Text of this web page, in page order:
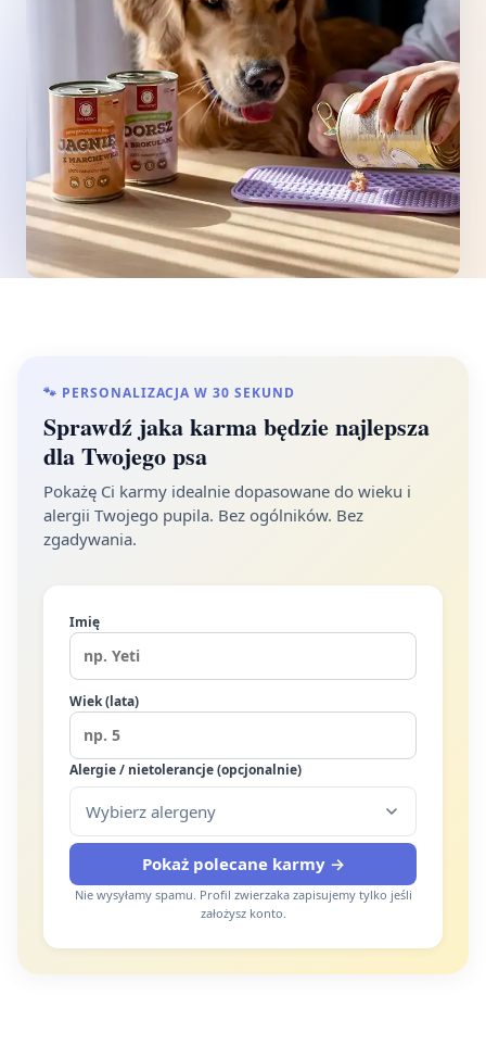
🐾 PERSONALIZACJA W 30 SEKUND
Sprawdź jaka karma będzie najlepsza
dla Twojego psa
Pokażę Ci karmy idealnie dopasowane do wieku i
alergii Twojego pupila. Bez ogólników. Bez
zgadywania.
Imię
Wiek (lata)
Alergie / nietolerancje (opcjonalnie)
Wybierz alergeny
Pokaż polecane karmy →
Nie wysyłamy spamu. Profil zwierzaka zapisujemy tylko jeśli
założysz konto.